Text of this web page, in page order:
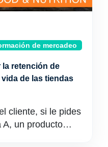
de mercadeo
la retención de
de las tiendas
cliente, si le pides
A, un producto…